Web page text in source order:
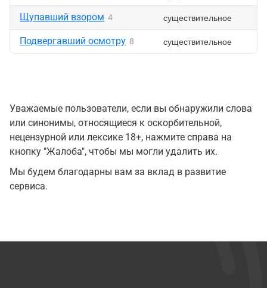
Щупавший взором 4 существительное
Подвергавший осмотру 8 существительное
Уважаемые пользователи, если вы обнаружили слова
или синонимы, относящиеся к оскорбительной,
нецензурной или лексике 18+, нажмите справа на
кнопку "Жалоба", чтобы мы могли удалить их.
Мы будем благодарны вам за вклад в развитие
сервиса.